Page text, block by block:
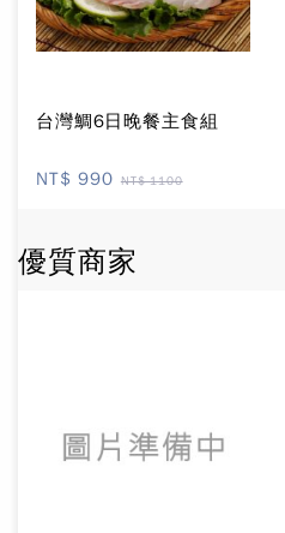
台灣鯛6日晚餐主食組
NT$ 990 NT$ 1100
優質商家